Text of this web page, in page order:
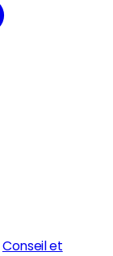
Conseil et